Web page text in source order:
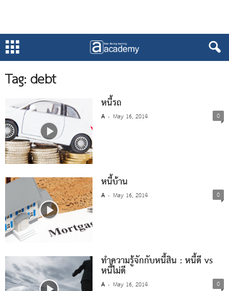
Tag: debt
หนี้รถ
A - May 16, 2014 0
หนี้บ้าน
A - May 16, 2014 0
ทำความรู้จักกับหนี้สิน : หนี้ดี vs
หนี้ไม่ดี
A - May 16, 2014 0